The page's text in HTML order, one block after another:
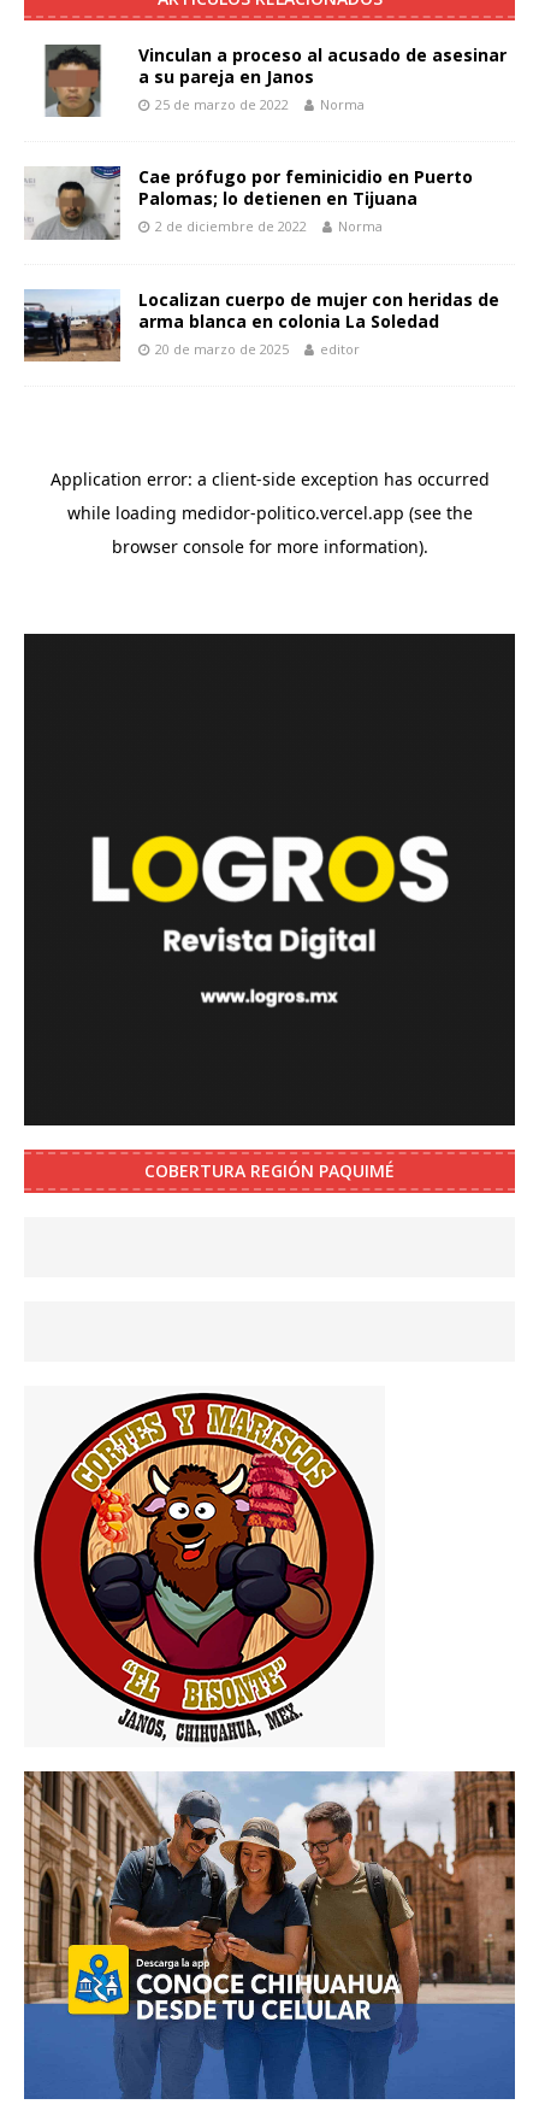
Vinculan a proceso al acusado de asesinar
a su pareja en Janos
25 de marzo de 2022 Norma
Cae prófugo por feminicidio en Puerto
Palomas; lo detienen en Tijuana
2 de diciembre de 2022 Norma
Localizan cuerpo de mujer con heridas de
arma blanca en colonia La Soledad
20 de marzo de 2025 editor
COBERTURA REGIÓN PAQUIMÉ